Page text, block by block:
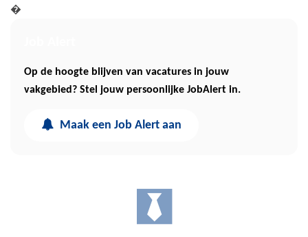
�
Op de hoogte blijven van vacatures in jouw
vakgebied? Stel jouw persoonlijke JobAlert in.
Maak een Job Alert aan